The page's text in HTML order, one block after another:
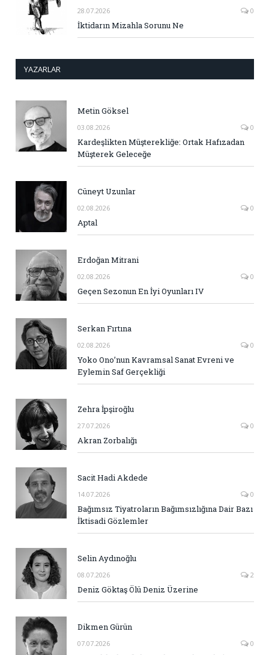
28.07.2026 0
İktidarın Mizahla Sorunu Ne
YAZARLAR
Metin Göksel
03.08.2026 0
Kardeşlikten Müşterekliğe: Ortak Hafızadan
Müşterek Geleceğe
Cüneyt Uzunlar
02.08.2026 0
Aptal
Erdoğan Mitrani
02.08.2026 0
Geçen Sezonun En İyi Oyunları IV
Serkan Fırtına
02.08.2026 0
Yoko Ono’nun Kavramsal Sanat Evreni ve
Eylemin Saf Gerçekliği
Zehra İpşiroğlu
27.07.2026 0
Akran Zorbalığı
Sacit Hadi Akdede
14.07.2026 0
Bağımsız Tiyatroların Bağımsızlığına Dair Bazı
İktisadi Gözlemler
Selin Aydınoğlu
08.07.2026 2
Deniz Göktaş Ölü Deniz Üzerine
Dikmen Gürün
07.07.2026 0